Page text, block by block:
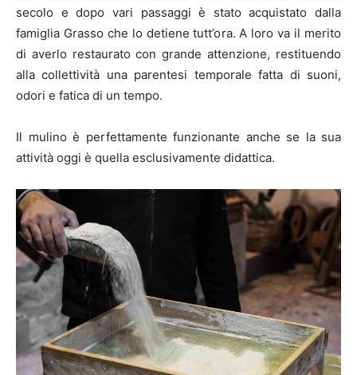
secolo e dopo vari passaggi è stato acquistato dalla
famiglia Grasso che lo detiene tutt’ora. A loro va il merito
di averlo restaurato con grande attenzione, restituendo
alla collettività una parentesi temporale fatta di suoni,
odori e fatica di un tempo.
Il mulino è perfettamente funzionante anche se la sua
attività oggi è quella esclusivamente didattica.